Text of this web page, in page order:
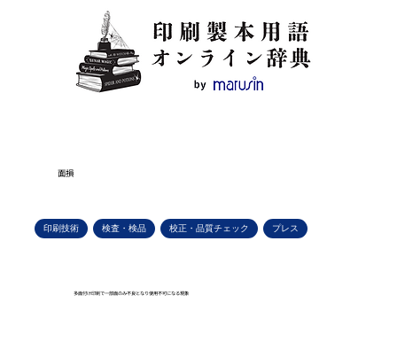
面損
印刷技術 検査・検品 校正・品質チェック プレス
多面付け印刷で一部面のみ不良となり使用不可になる現象